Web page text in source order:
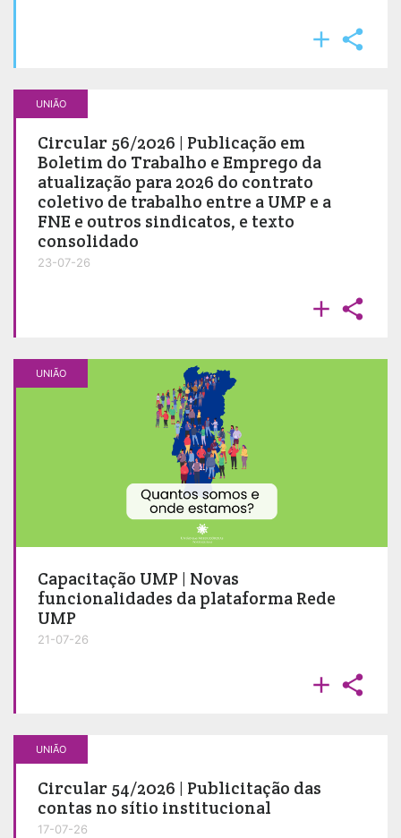
 
UNIÃO
Circular 56/2026 | Publicação em
Boletim do Trabalho e Emprego da
atualização para 2026 do contrato
coletivo de trabalho entre a UMP e a
FNE e outros sindicatos, e texto
consolidado
23-07-26
 
UNIÃO
Capacitação UMP | Novas
funcionalidades da plataforma Rede
UMP
21-07-26
 
UNIÃO
Circular 54/2026 | Publicitação das
contas no sítio institucional
17-07-26